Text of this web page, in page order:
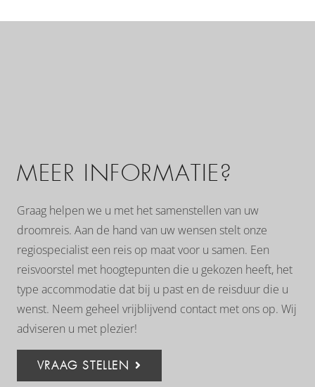
MEER INFORMATIE?
Graag helpen we u met het samenstellen van uw
droomreis. Aan de hand van uw wensen stelt onze
regiospecialist een reis op maat voor u samen. Een
reisvoorstel met hoogtepunten die u gekozen heeft, het
type accommodatie dat bij u past en de reisduur die u
wenst. Neem geheel vrijblijvend contact met ons op. Wij
adviseren u met plezier!
VRAAG STELLEN